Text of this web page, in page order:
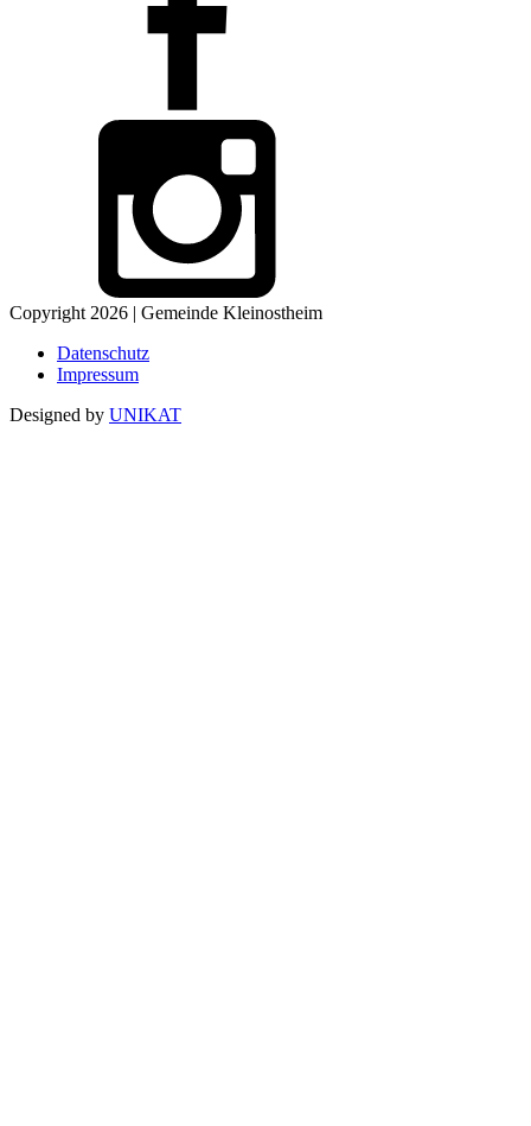
Copyright 2026 | Gemeinde Kleinostheim
Datenschutz
Impressum
Designed by UNIKAT